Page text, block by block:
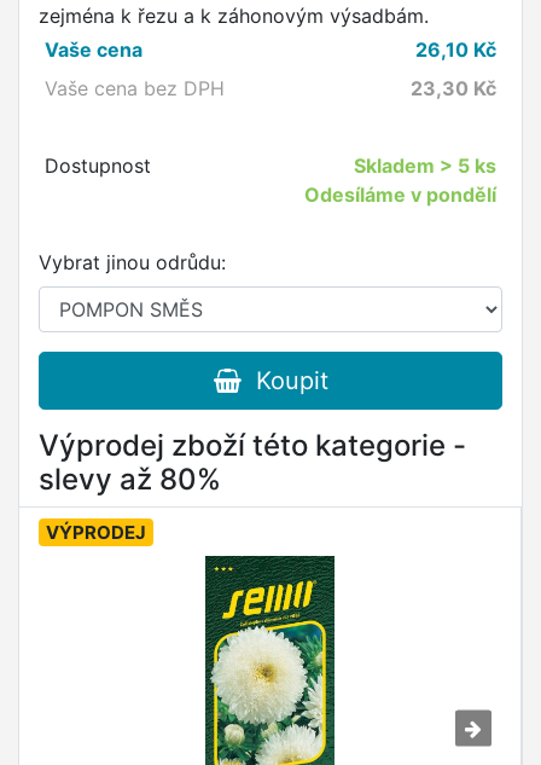
zejména k řezu a k záhonovým výsadbám.
Vaše cena
26,10 Kč
Vaše cena bez DPH
23,30 Kč
Dostupnost Skladem > 5 ks
Odesíláme v pondělí
Vybrat jinou odrůdu:
Koupit
Výprodej zboží této kategorie -
slevy až 80%
VÝPRODEJ